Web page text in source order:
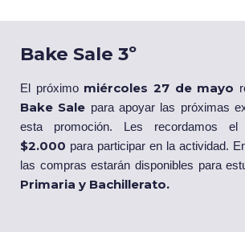
Bake Sale 3º
El próximomiércoles 27 de mayo
Bake Sale para apoyar las próximas
esta promoción. Les recordamos el
$2.000 para participar en la actividad.
las compras estarán disponibles para
Primaria y Bachillerato.